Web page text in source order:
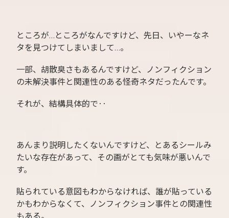
ところが…ところがなんですけど、先日、いやーなネ
タを見つけてしまいまして…。
一部、胡散臭さもあるんですけど、ノンフィクション
の未解決事件と関連性のある怪奇ネタだったんです。
それが、結構具体的で‥
あんまり説明したくないんですけど、とあるシールみ
たいな存在があって、その画がとても気味が悪いんで
す。
貼られている意図もわからなければ、誰が貼っている
かもわからなくて、ノンフィクション事件との関連性